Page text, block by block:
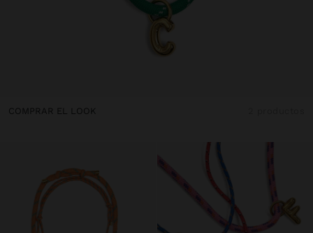
COMPRAR EL LOOK